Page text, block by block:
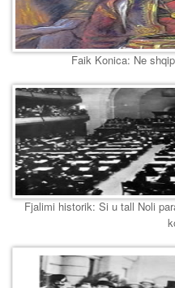
Faik Konica: Ne
Fjalimi historik: Si u tall Noli